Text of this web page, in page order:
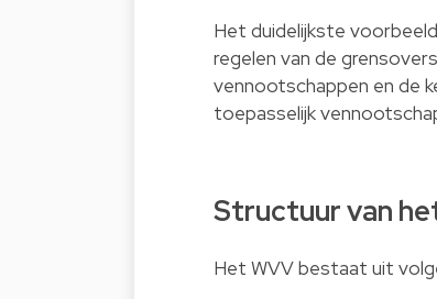
Het duidelijkste
regelen van de
vennootschappen en de
toepasselijk
Structuur van
Het WVV bestaat uit